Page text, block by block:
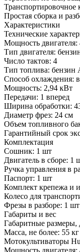
Транспортировочное
Простая сборка и
Характеристики
Технические
Мощность двигателя:
Тип двигателя:
Число тактов: 4
Тип топлива: бензин
Способ охлаждения:
Мощность: 2,94 кВт
Передачи: 1 вперед
Ширина обработки:
Диаметр фрез: 24 см
Объем топливного
Гарантийный срок
Комплектация
Сошник: 1 шт
Двигатель в сборе: 1
Ручка управления в
Паспорт: 1 шт
Комплект крепежа и
Колесо для
Фрезы в разборе: 1 шт
Габариты и вес
Габаритные
Масса, не более: 55 кг
Мотокультиваторы
Мощность двигателя: